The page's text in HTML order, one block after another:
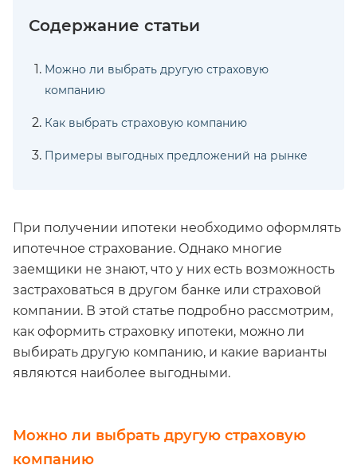
Можно ли выбрать другую страховую
компанию
Как выбрать страховую компанию
Примеры выгодных предложений на рынке
При получении ипотеки необходимо оформлять
ипотечное страхование. Однако многие
заемщики не знают, что у них есть возможность
застраховаться в другом банке или страховой
компании. В этой статье подробно рассмотрим,
как оформить страховку ипотеки, можно ли
выбирать другую компанию, и какие варианты
являются наиболее выгодными.
Можно ли выбрать другую страховую
компанию